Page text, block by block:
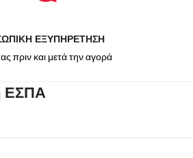
ΕΞΥΠΗΡΕΤΗΣΗ
πριν και μετά την αγορά
ΕΣΠΑ